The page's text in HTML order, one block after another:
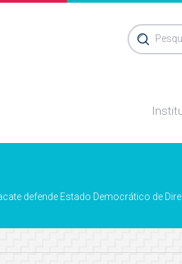
defende Estado Democrático de